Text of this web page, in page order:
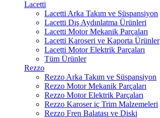
Lacetti
Lacetti Arka Takım ve Süspansiyon
Lacetti Dış Aydınlatma Ürünleri
Lacetti Motor Mekanik Parçaları
Lacetti Karoseri ve Kaporta Ürünler
Lacetti Motor Elektrik Parçaları
Tüm Ürünler
Rezzo
Rezzo Arka Takım ve Süspansiyon
Rezzo Motor Mekanik Parçaları
Rezzo Motor Elektrik Parçaları
Rezzo Karoser iç Trim Malzemeleri
Rezzo Fren Balatası ve Diski